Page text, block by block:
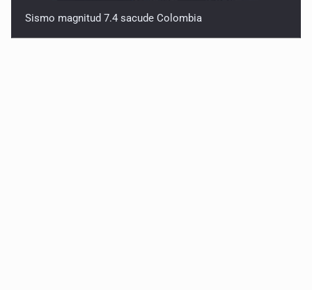
Sismo magnitud 7.4 sacude Colombia